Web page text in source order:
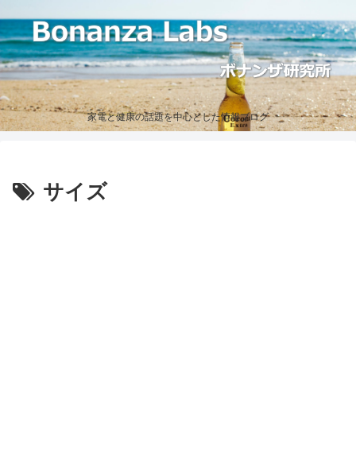
家電と健康の話題を中心とした情報ブログ
サイズ